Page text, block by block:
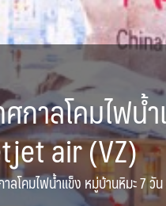
าลโคมไฟน้
air (VZ)
ลโคมไฟน้ำแข็ง หมู่บ้านหิมะ 7